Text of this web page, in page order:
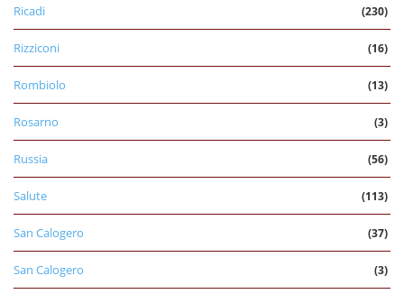
Ricadi (230)
Rizziconi (16)
Rombiolo (13)
Rosarno (3)
Russia (56)
Salute (113)
San Calogero (37)
San Calogero (3)